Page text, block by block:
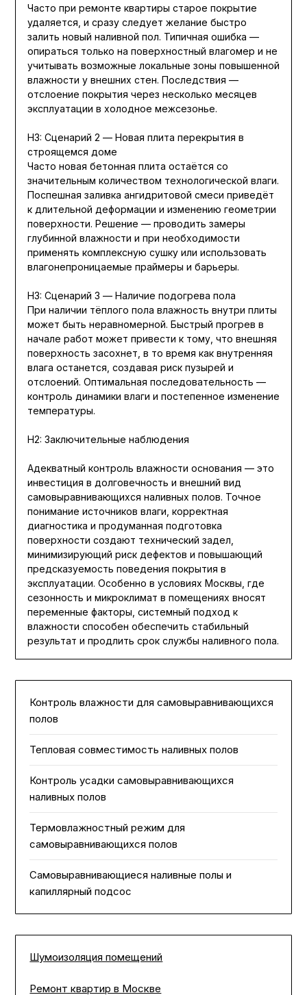
Часто при ремонте квартиры старое покрытие
удаляется, и сразу следует желание быстро
залить новый наливной пол. Типичная ошибка —
опираться только на поверхностный влагомер и не
учитывать возможные локальные зоны повышенной
влажности у внешних стен. Последствия —
отслоение покрытия через несколько месяцев
эксплуатации в холодное межсезонье.
H3: Сценарий 2 — Новая плита перекрытия в
строящемся доме
Часто новая бетонная плита остаётся со
значительным количеством технологической влаги.
Поспешная заливка ангидритовой смеси приведёт
к длительной деформации и изменению геометрии
поверхности. Решение — проводить замеры
глубинной влажности и при необходимости
применять комплексную сушку или использовать
влагонепроницаемые праймеры и барьеры.
H3: Сценарий 3 — Наличие подогрева пола
При наличии тёплого пола влажность внутри плиты
может быть неравномерной. Быстрый прогрев в
начале работ может привести к тому, что внешняя
поверхность засохнет, в то время как внутренняя
влага останется, создавая риск пузырей и
отслоений. Оптимальная последовательность —
контроль динамики влаги и постепенное изменение
температуры.
H2: Заключительные наблюдения
Адекватный контроль влажности основания — это
инвестиция в долговечность и внешний вид
самовыравнивающихся наливных полов. Точное
понимание источников влаги, корректная
диагностика и продуманная подготовка
поверхности создают технический задел,
минимизирующий риск дефектов и повышающий
предсказуемость поведения покрытия в
эксплуатации. Особенно в условиях Москвы, где
сезонность и микроклимат в помещениях вносят
переменные факторы, системный подход к
влажности способен обеспечить стабильный
результат и продлить срок службы наливного пола.
Контроль влажности для самовыравнивающихся
полов
Тепловая совместимость наливных полов
Контроль усадки самовыравнивающихся
наливных полов
Термовлажностный режим для
самовыравнивающихся полов
Самовыравнивающиеся наливные полы и
капиллярный подсос
Шумоизоляция помещений
Ремонт квартир в Москве